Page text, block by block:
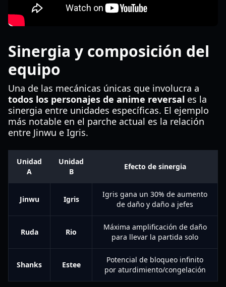
Sinergia y composición del
equipo
Una de las mecánicas únicas que involucra a
todos los personajes de anime reversal es la
sinergia entre unidades específicas. El ejemplo
más notable en el parche actual es la relación
entre Jinwu e Igris.
Unidad
A
Unidad
B
Efecto de sinergia
Jinwu Igris
Igris gana un 30% de aumento
de daño y daño a jefes
Ruda Rio
Máxima amplificación de daño
para llevar la partida solo
Shanks Estee
Potencial de bloqueo infinito
por aturdimiento/congelación